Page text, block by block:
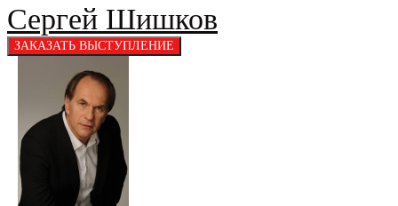
Сергей Шишков